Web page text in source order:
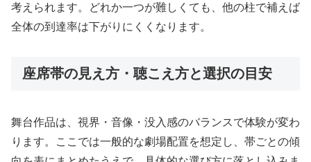
考えられます。どれか一つが難しくても、他の柱で補えば
全体の到達率は下がりにくくなります。
座席帯の見え方・聴こえ方と選択の目安
舞台作品は、視界・音像・没入感のバランスで体験が変わ
ります。ここでは一般的な劇場配置を想定し、帯ごとの傾